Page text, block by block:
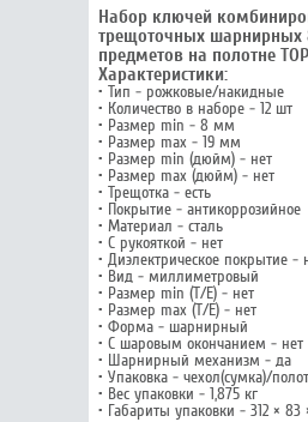
Набор ключей
трещоточных шарнирных
предметов на полотне
Характеристики:
• Тип - рожковые/накидные
• Количество в наборе - 12 шт
• Размер min - 8 мм
• Размер max - 19 мм
• Размер min (дюйм) - нет
• Размер max (дюйм) - нет
• Трещотка - есть
• Покрытие - антикоррозийное
• Материал - сталь
• С рукояткой - нет
• Диэлектрическое покрытие -
• Вид - миллиметровый
• Размер min (Т/E) - нет
• Размер max (T/E) - нет
• Форма - шарнирный
• С шаровым окончанием - нет
• Шарнирный механизм - да
• Упаковка - чехол(сумка)/
• Вес упаковки - 1,875 кг
• Габариты упаковки - 312 ×